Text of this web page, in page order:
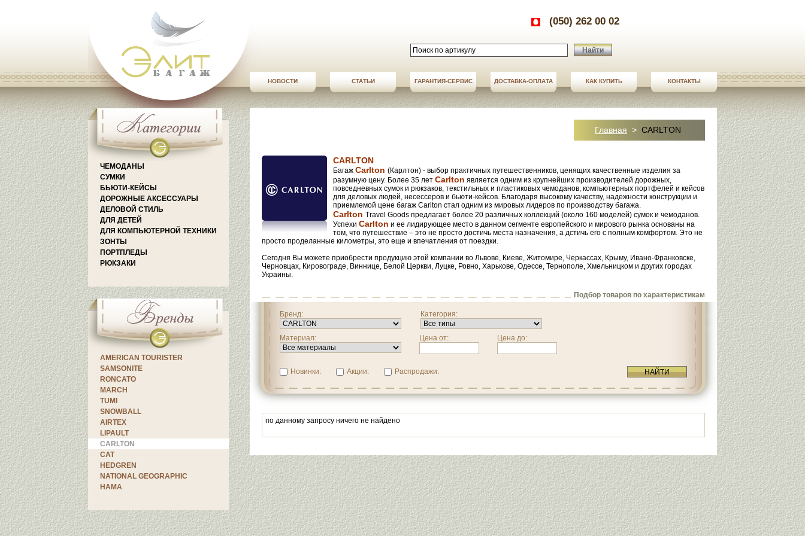
АКЦИИ НОВОСТИ ДОСТАВКА-ОПЛАТА СТАТЬИ КОНТАКТЫ
(050) 262 00 02
НОВОСТИ СТАТЬИ ГАРАНТИЯ-СЕРВИС ДОСТАВКА-ОПЛАТА КАК КУПИТЬ КОНТАКТЫ
Найти
ЧЕМОДАНЫ
СУМКИ
БЬЮТИ-КЕЙСЫ
ДОРОЖНЫЕ АКСЕССУАРЫ
ДЕЛОВОЙ СТИЛЬ
ДЛЯ ДЕТЕЙ
ДЛЯ КОМПЬЮТЕРНОЙ ТЕХНИКИ
ЗОНТЫ
ПОРТПЛЕДЫ
РЮКЗАКИ
AMERICAN TOURISTER
SAMSONITE
RONCATO
MARCH
TUMI
SNOWBALL
AIRTEX
LIPAULT
CARLTON
CAT
HEDGREN
NATIONAL GEOGRAPHIC
HAMA
Главная > CARLTON
CARLTON
Багаж Carlton (Карлтон) - выбор практичных путешественников, ценящих качественные изделия за
разумную цену. Более 35 лет Carlton является одним из крупнейших производителей дорожных,
повседневных сумок и рюкзаков, текстильных и пластиковых чемоданов, компьютерных портфелей и кейсов
для деловых людей, несессеров и бьюти-кейсов. Благодаря высокому качеству, надежности конструкции и
приемлемой цене багаж Carlton стал одним из мировых лидеров по производству багажа.
Carlton Travel Goods предлагает более 20 различных коллекций (около 160 моделей) сумок и чемоданов.
Успехи Carlton и ее лидирующее место в данном сегменте европейского и мирового рынка основаны на
том, что путешествие – это не просто достичь места назначения, а дстичь его с полным комфортом. Это не
просто проделанные километры, это еще и впечатления от поездки.
Сегодня Вы можете приобрести продукцию этой компании во Львове, Киеве, Житомире, Черкассах, Крыму, Ивано-Франковске,
Черновцах, Кировограде, Виннице, Белой Церкви, Луцке, Ровно, Харькове, Одессе, Тернополе, Хмельницком и других городах
Украины.
Подбор товаров по характеристикам
Бренд: Категория:
Материал: Цена от: Цена до:
Новинки: Акции: Распродажи: НАЙТИ
по данному запросу ничего не найдено